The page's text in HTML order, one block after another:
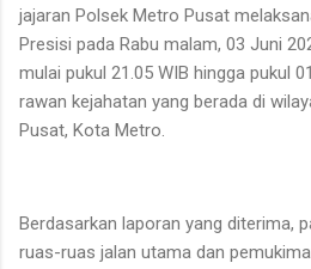
jajaran Polsek Metro Pusat
Presisi pada Rabu malam, 03 Juni
mulai pukul 21.05 WIB hingga pukul
rawan kejahatan yang berada di
Pusat, Kota Metro.
Berdasarkan laporan yang diterima,
ruas-ruas jalan utama dan